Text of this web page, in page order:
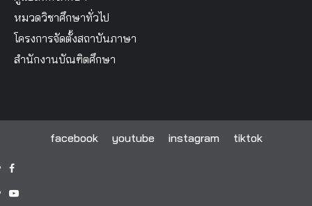
หมวดวิชาศึกษาทั่วไป
โครงการจัดตั้งสถาบันภาษา
สำนักงานบัณฑิตศึกษา
facebook youtube instagram tiktok
facebook
youtube